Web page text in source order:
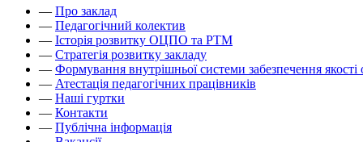
— Про заклад
— Педагогічний колектив
— Історія розвитку ОЦПО та РТМ
— Стратегія розвитку закладу
— Формування внутрішньої системи забезпечення якості
— Атестація педагогічних працівників
— Наші гуртки
— Контакти
— Публічна інформація